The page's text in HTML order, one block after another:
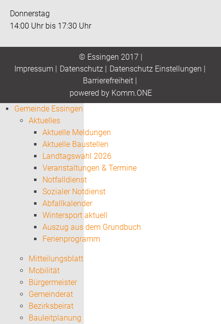
Donnerstag
14:00 Uhr bis 17:30 Uhr
© Essingen 2017 |
Impressum | Datenschutz| Datenschutz Einstellungen |
Barrierefreiheit|
powered by Komm.ONE
Gemeinde Essingen
Aktuelles
Aktuelle Meldungen
Aktuelle Baustellen
Landtagswahl 2026
Veranstaltungen & Termine
Notfalldienst
Sozialer Notdienst
Abfallkalender
Wintersport aktuell
Auszug aus dem Grundbuch
Ferienprogramm
Mitteilungsblatt
Mobilität
Bürgermeister
Gemeinderat
Bezirksbeirat
Bauleitplanung